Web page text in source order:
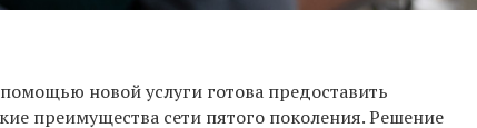
новой услуги готова предоставить
преимущества сети пятого поколения. Решение